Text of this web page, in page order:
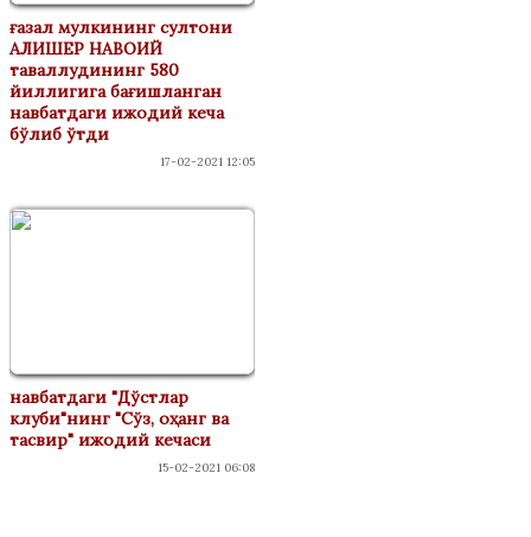
ғазал мулкининг султони
АЛИШЕР НАВОИЙ
таваллудининг 580
йиллигига бағишланган
навбатдаги ижодий кеча
бўлиб ўтди
17-02-2021 12:05
навбатдаги "Дўстлар
клуби"нинг "Сўз, оҳанг ва
тасвир" ижодий кечаси
15-02-2021 06:08